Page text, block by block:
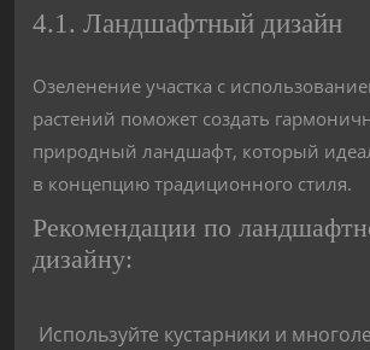
4.1. Ландшафтный дизайн
Озеленение участка с
растений поможет создать
природный ландшафт, который
в концепцию традиционного стиля.
Рекомендации по
дизайну:
Используйте кустарники и